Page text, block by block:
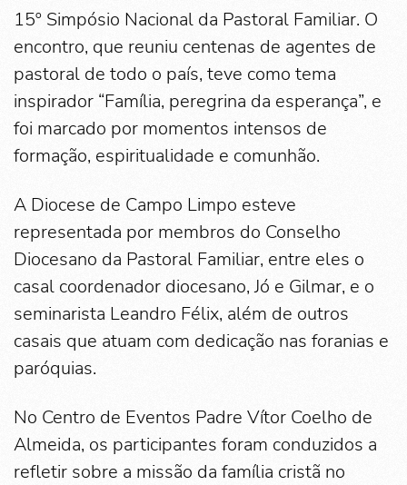
15º Simpósio Nacional da Pastoral Familiar. O
encontro, que reuniu centenas de agentes de
pastoral de todo o país, teve como tema
inspirador “Família, peregrina da esperança”, e
foi marcado por momentos intensos de
formação, espiritualidade e comunhão.
A Diocese de Campo Limpo esteve
representada por membros do Conselho
Diocesano da Pastoral Familiar, entre eles o
casal coordenador diocesano, Jó e Gilmar, e o
seminarista Leandro Félix, além de outros
casais que atuam com dedicação nas foranias e
paróquias.
No Centro de Eventos Padre Vítor Coelho de
Almeida, os participantes foram conduzidos a
refletir sobre a missão da família cristã no